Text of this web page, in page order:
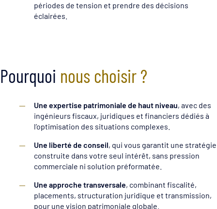
périodes de tension et prendre des décisions
éclairées.
Pourquoi nous choisir ?
Une expertise patrimoniale de haut niveau, avec des
ingénieurs fiscaux, juridiques et financiers dédiés à
l’optimisation des situations complexes.
Une liberté de conseil, qui vous garantit une stratégie
construite dans votre seul intérêt, sans pression
commerciale ni solution préformatée.
Une approche transversale, combinant fiscalité,
placements, structuration juridique et transmission,
pour une vision patrimoniale globale.